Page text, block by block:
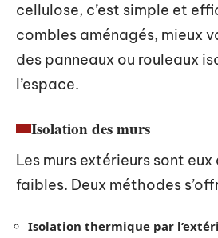
cellulose, c’est simple et
combles aménagés, mieux
des panneaux ou rouleaux
l’espace.
Isolation des murs
Les murs extérieurs sont
faibles. Deux méthodes
Isolation thermique par